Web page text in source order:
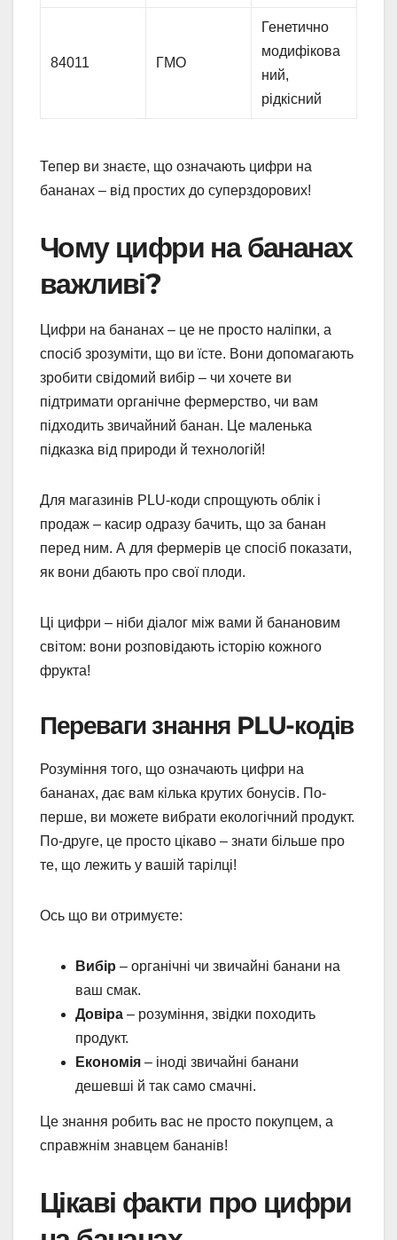
84011 ГМО
Генетично
модифікова
ний,
рідкісний
Тепер ви знаєте, що означають цифри на
бананах – від простих до суперздорових!
Чому цифри на бананах
важливі?
Цифри на бананах – це не просто наліпки, а
спосіб зрозуміти, що ви їсте. Вони допомагають
зробити свідомий вибір – чи хочете ви
підтримати органічне фермерство, чи вам
підходить звичайний банан. Це маленька
підказка від природи й технологій!
Для магазинів PLU-коди спрощують облік і
продаж – касир одразу бачить, що за банан
перед ним. А для фермерів це спосіб показати,
як вони дбають про свої плоди.
Ці цифри – ніби діалог між вами й банановим
світом: вони розповідають історію кожного
фрукта!
Переваги знання PLU-кодів
Розуміння того, що означають цифри на
бананах, дає вам кілька крутих бонусів. По-
перше, ви можете вибрати екологічний продукт.
По-друге, це просто цікаво – знати більше про
те, що лежить у вашій тарілці!
Ось що ви отримуєте:
Вибір – органічні чи звичайні банани на
ваш смак.
Довіра – розуміння, звідки походить
продукт.
Економія – іноді звичайні банани
дешевші й так само смачні.
Це знання робить вас не просто покупцем, а
справжнім знавцем бананів!
Цікаві факти про цифри